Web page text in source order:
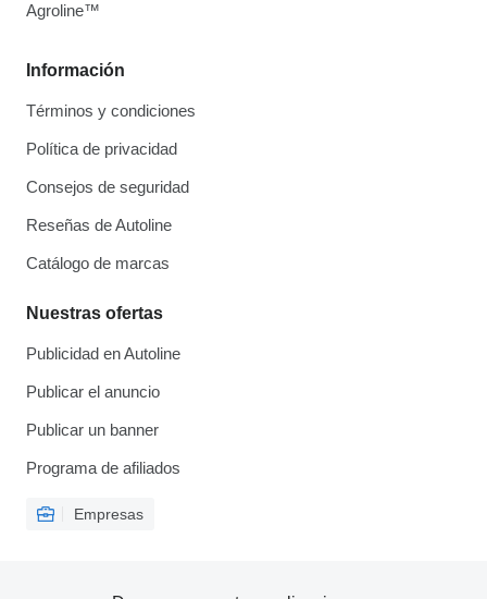
Información
Términos y condiciones
Política de privacidad
Consejos de seguridad
Reseñas de Autoline
Catálogo de marcas
Nuestras ofertas
Publicidad en Autoline
Publicar el anuncio
Publicar un banner
Programa de afiliados
Empresas
Agroline™